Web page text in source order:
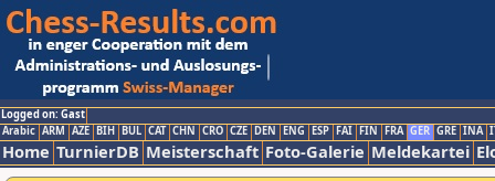
Logged on: Gast
Arabic ARM AZE BIH BUL CAT CHN CRO CZE DEN ENG ESP FAI FIN FRA GER GRE INA
Home TurnierDB Meisterschaft Foto-Galerie Meldekartei